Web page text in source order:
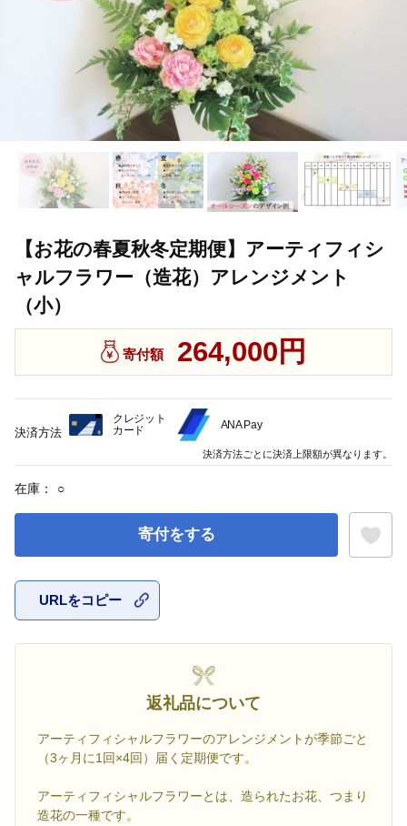
【お花の春夏秋冬定期便】アーティフィシ
ャルフラワー（造花）アレンジメント
（小）
寄付額 264,000円
在庫： ○
寄付をする
URLをコピー
返礼品について
アーティフィシャルフラワーのアレンジメントが季節ごと
（3ヶ月に1回×4回）届く定期便です。
アーティフィシャルフラワーとは、造られたお花、つまり
造花の一種です。
決済方法
クレジット
カード
ANA Pay
決済方法ごとに決済上限額が異なります。